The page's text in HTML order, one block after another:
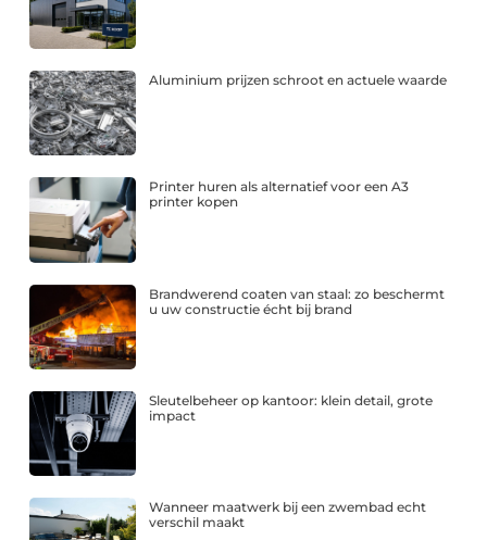
Aluminium prijzen schroot en actuele waarde
Printer huren als alternatief voor een A3
printer kopen
Brandwerend coaten van staal: zo beschermt
u uw constructie écht bij brand
Sleutelbeheer op kantoor: klein detail, grote
impact
Wanneer maatwerk bij een zwembad echt
verschil maakt